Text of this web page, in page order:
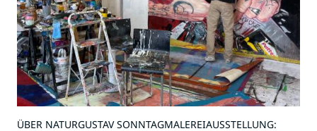
ÜBER NATURGUSTAV SONNTAGMALEREIAUSSTELLUNG: